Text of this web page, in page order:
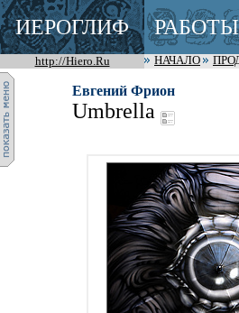
ИЕРОГЛИФ РАБОТЫ
http://Hiero.Ru НАЧАЛО
Евгений Фрион
Umbrella